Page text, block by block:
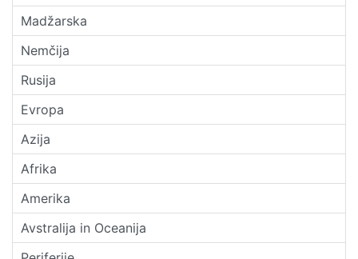
Madžarska
Nemčija
Rusija
Evropa
Azija
Afrika
Amerika
Avstralija in Oceanija